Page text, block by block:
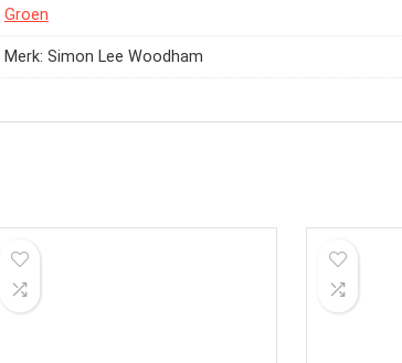
‎Groen
Merk: Simon Lee Woodham